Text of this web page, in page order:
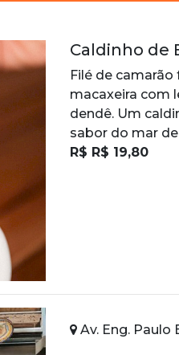
Caldinho de
Filé de
macaxeira com
dendê. Um
sabor do mar
R$ R$ 19,80
Av. Eng. Paulo